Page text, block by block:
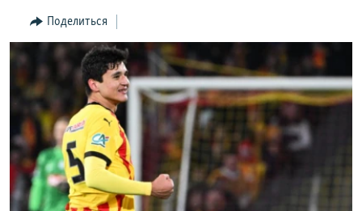
ТОҶИКӢ
TÜRKMENÇE
Все сайты РСЕ/РС
Поделиться